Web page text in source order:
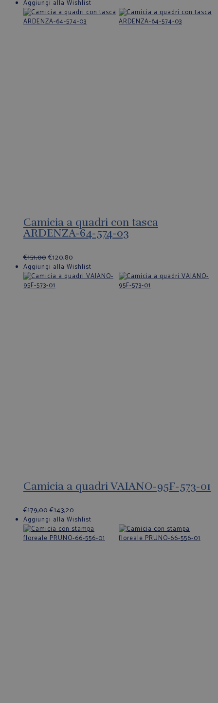
Aggiungi alla Wishlist
Camicia a quadri con tasca
ARDENZA-64-574-03
€151,00€120,80
Aggiungi alla Wishlist
Camicia a quadri VAIANO-95F-573-01
€179,00€143,20
Aggiungi alla Wishlist